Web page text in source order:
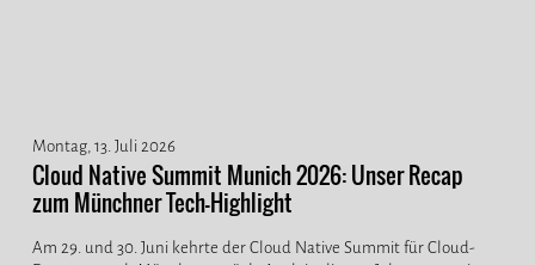
Montag, 13. Juli 2026
Cloud Native Summit Munich 2026: Unser Recap
zum Münchner Tech-Highlight
Am 29. und 30. Juni kehrte der Cloud Native Summit für Cloud-